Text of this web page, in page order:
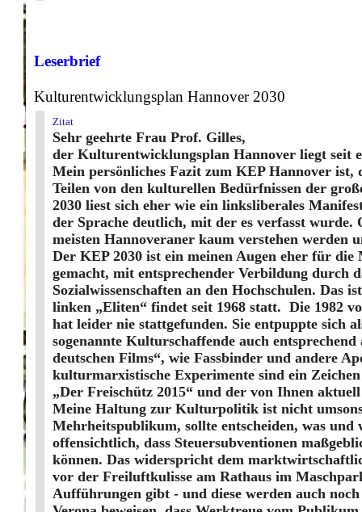
Leserbrief
Kulturentwicklungsplan Hannover 2030
Zitat
Sehr geehrte Frau Prof. Gilles,
der Kulturentwicklungsplan Hannover liegt seit
Mein persönliches Fazit zum KEP Hannover ist,
Teilen von den kulturellen Bedürfnissen der
2030 liest sich eher wie ein linksliberales
der Sprache deutlich, mit der es verfasst wurde.
meisten Hannoveraner kaum verstehen werden
Der KEP 2030 ist ein meinen Augen eher für
gemacht, mit entsprechender Verbildung durch
Sozialwissenschaften an den Hochschulen. Das
linken „Eliten“ findet seit 1968 statt. Die 1982
hat leider nie stattgefunden. Sie entpuppte sich
sogenannte Kulturschaffende auch
deutschen Films“, wie Fassbinder und andere
kulturmarxistische Experimente sind ein
„Der Freischütz 2015“ und der von Ihnen
Meine Haltung zur Kulturpolitik ist nicht
Mehrheitspublikum, sollte entscheiden, was
offensichtlich, dass Steuersubventionen
können. Das widerspricht dem
vor der Freiluftkulisse am Rathaus im
Aufführungen gibt - und diese werden auch